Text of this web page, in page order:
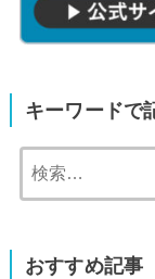
キーワードで
おすすめ記事